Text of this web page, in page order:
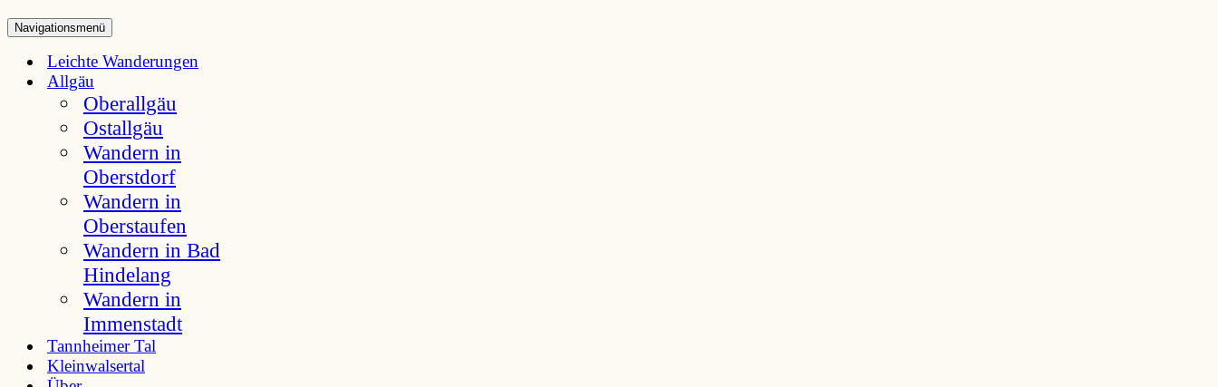
Navigationsmenü
Leichte Wanderungen
Allgäu
Oberallgäu
Ostallgäu
Wandern in
Oberstdorf
Wandern in
Oberstaufen
Wandern in Bad
Hindelang
Wandern in
Immenstadt
Tannheimer Tal
Kleinwalsertal